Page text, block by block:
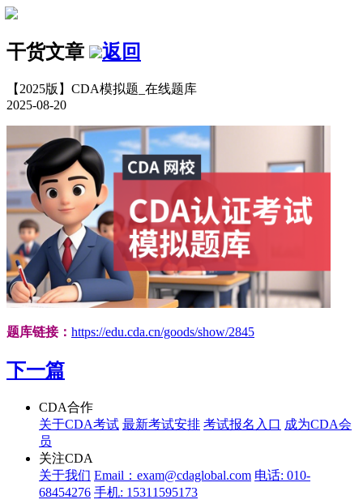
干货文章 返回
【2025版】CDA模拟题_在线题库
2025-08-20
题库链接： https://edu.cda.cn/goods/show/2845
下一篇
CDA合作
关于CDA考试 最新考试安排 考试报名入口 成为CDA会
员
关注CDA
关于我们 Email：exam@cdaglobal.com 电话: 010-
68454276 手机: 15311595173